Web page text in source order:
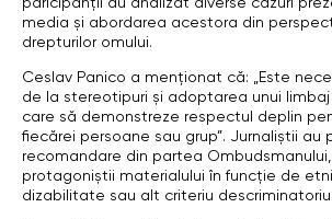
media și abordarea acestora din
drepturilor omului.
Ceslav Panico a menționat că: „Este
de la stereotipuri și adoptarea unui limbaj
care să demonstreze respectul deplin
fiecărei persoane sau grup”. Jurnaliștii au
recomandare din partea
protagoniștii materialului în funcție de
dizabilitate sau alt criteriu descriminatoriu.